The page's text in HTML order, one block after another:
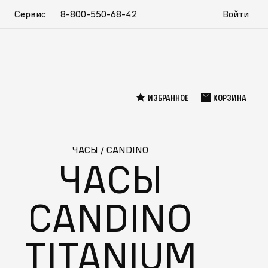
Сервис 8-800-550-68-42 Войти
ИЗБРАННОЕ КОРЗИНА
ЧАСЫ / CANDINO
ЧАСЫ
CANDINO
TITANIUM